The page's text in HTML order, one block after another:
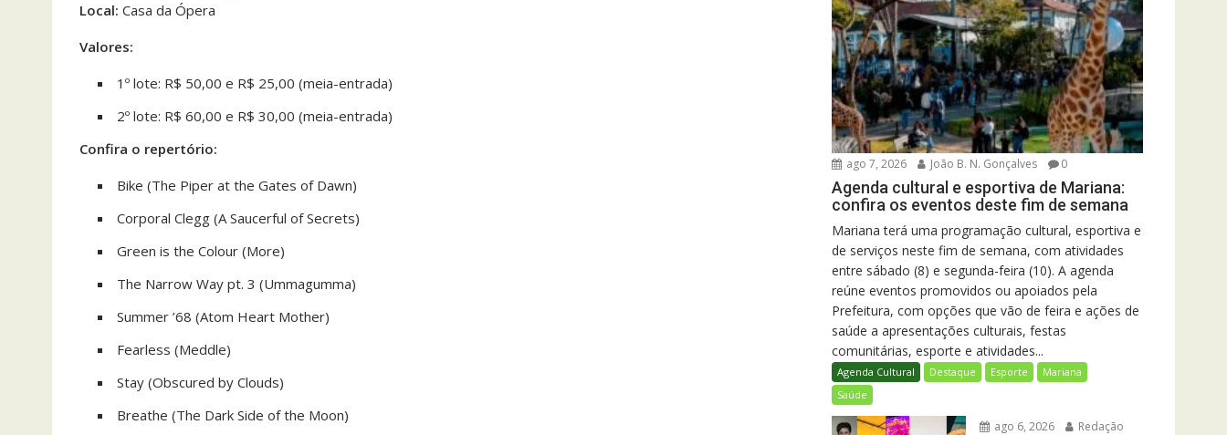
Local: Casa da Ópera
Valores:
1º lote: R$ 50,00 e R$ 25,00 (meia-entrada)
2º lote: R$ 60,00 e R$ 30,00 (meia-entrada)
Confira o repertório:
Bike (The Piper at the Gates of Dawn)
Corporal Clegg (A Saucerful of Secrets)
Green is the Colour (More)
The Narrow Way pt. 3 (Ummagumma)
Summer ’68 (Atom Heart Mother)
Fearless (Meddle)
Stay (Obscured by Clouds)
Breathe (The Dark Side of the Moon)
ago 7, 2026 João B. N. Gonçalves 0
Agenda cultural e esportiva de Mariana:
confira os eventos deste fim de semana
Mariana terá uma programação cultural, esportiva e
de serviços neste fim de semana, com atividades
entre sábado (8) e segunda-feira (10). A agenda
reúne eventos promovidos ou apoiados pela
Prefeitura, com opções que vão de feira e ações de
saúde a apresentações culturais, festas
comunitárias, esporte e atividades...
Agenda Cultural Destaque Esporte
Mariana
Saúde
ago 6, 2026
Redação